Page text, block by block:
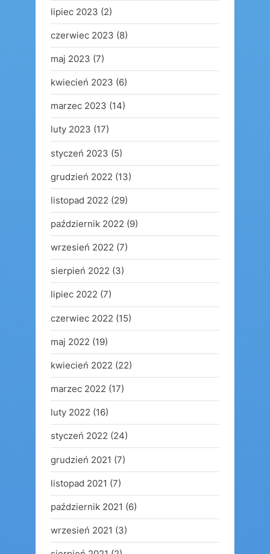
lipiec 2023 (2)
czerwiec 2023 (8)
maj 2023 (7)
kwiecień 2023 (6)
marzec 2023 (14)
luty 2023 (17)
styczeń 2023 (5)
grudzień 2022 (13)
listopad 2022 (29)
październik 2022 (9)
wrzesień 2022 (7)
sierpień 2022 (3)
lipiec 2022 (7)
czerwiec 2022 (15)
maj 2022 (19)
kwiecień 2022 (22)
marzec 2022 (17)
luty 2022 (16)
styczeń 2022 (24)
grudzień 2021 (7)
listopad 2021 (7)
październik 2021 (6)
wrzesień 2021 (3)